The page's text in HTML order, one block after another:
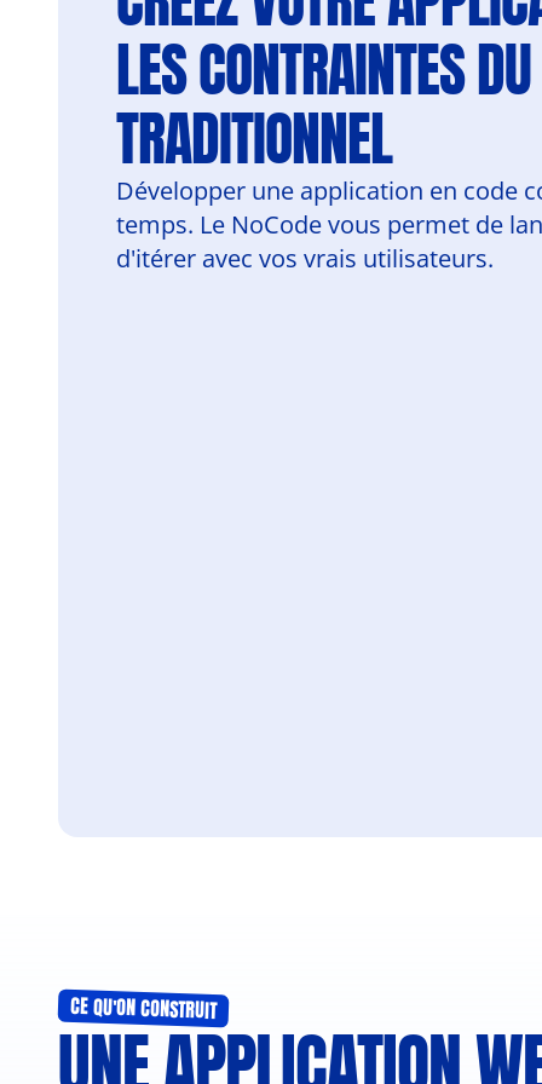
LES CONTRAINTES
TRADITIONNEL
Développer une application en code
temps. Le NoCode vous permet de
d'itérer avec vos vrais utilisateurs.
CE QU'ON CONSTRUIT